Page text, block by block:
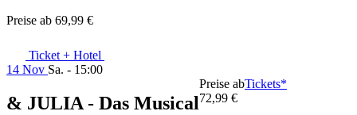
Preise ab 69,99 €
Ticket + Hotel
14 Nov Sa. - 15:00
& JULIA - Das Musical
Preise ab
72,99 €
Tickets*